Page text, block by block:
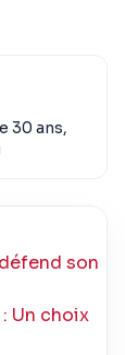
30 ans,
son
Un choix